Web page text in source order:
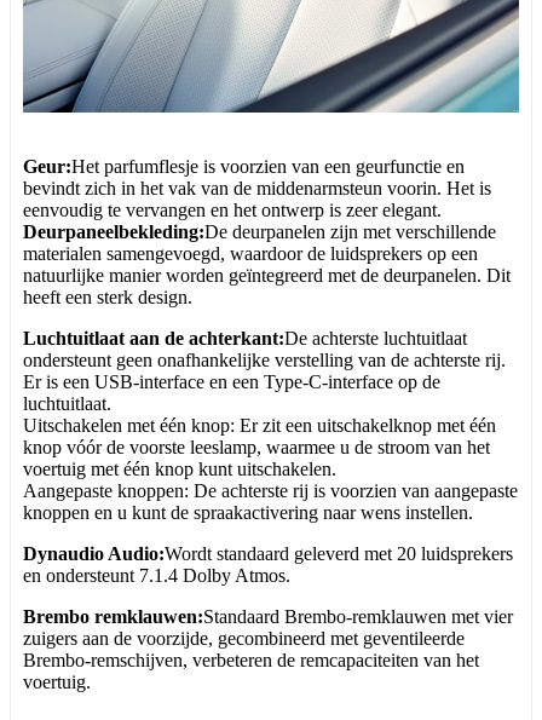
Geur:Het parfumflesje is voorzien van een geurfunctie en
bevindt zich in het vak van de middenarmsteun voorin. Het is
eenvoudig te vervangen en het ontwerp is zeer elegant.
Deurpaneelbekleding:De deurpanelen zijn met verschillende
materialen samengevoegd, waardoor de luidsprekers op een
natuurlijke manier worden geïntegreerd met de deurpanelen. Dit
heeft een sterk design.
Luchtuitlaat aan de achterkant:De achterste luchtuitlaat
ondersteunt geen onafhankelijke verstelling van de achterste rij.
Er is een USB-interface en een Type-C-interface op de
luchtuitlaat.
Uitschakelen met één knop: Er zit een uitschakelknop met één
knop vóór de voorste leeslamp, waarmee u de stroom van het
voertuig met één knop kunt uitschakelen.
Aangepaste knoppen: De achterste rij is voorzien van aangepaste
knoppen en u kunt de spraakactivering naar wens instellen.
Dynaudio Audio:Wordt standaard geleverd met 20 luidsprekers
en ondersteunt 7.1.4 Dolby Atmos.
Brembo remklauwen:Standaard Brembo-remklauwen met vier
zuigers aan de voorzijde, gecombineerd met geventileerde
Brembo-remschijven, verbeteren de remcapaciteiten van het
voertuig.